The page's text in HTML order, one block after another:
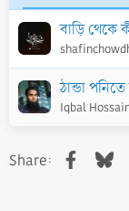
বাড়ি থেকে
ঠান্ডা
Iqbal
Share: